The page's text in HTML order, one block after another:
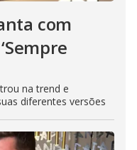
com
na trend e
diferentes versões